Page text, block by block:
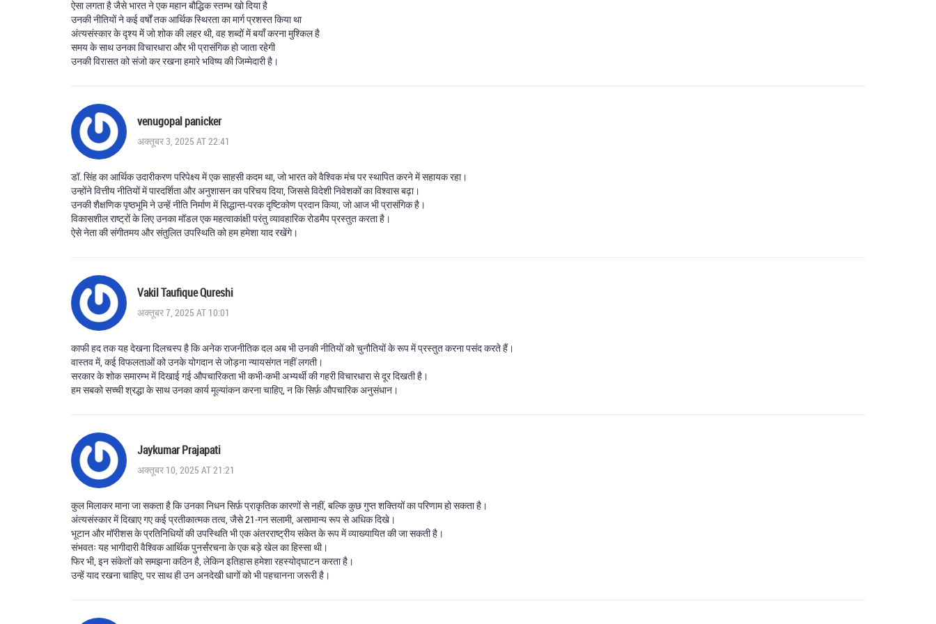
ऐसा लगता है जैसे भारत ने एक महान बौद्धिक स्तम्भ खो दिया है
उनकी नीतियों ने कई वर्षों तक आर्थिक स्थिरता का मार्ग प्रशस्त किया था
अंत्यसंस्कार के दृश्य में जो शोक की लहर थी, वह शब्दों में बयाँ करना मुश्किल है
समय के साथ उनका विचारधारा और भी प्रासंगिक हो जाता रहेगी
उनकी विरासत को संजो कर रखना हमारे भविष्य की जिम्मेदारी है।
venugopal panicker
अक्तूबर 3, 2025 AT 22:41
डॉ. सिंह का आर्थिक उदारीकरण परिपेक्ष्य में एक साहसी कदम था, जो भारत को वैश्विक मंच पर स्थापित करने में सहायक रहा।
उन्होंने वित्तीय नीतियों में पारदर्शिता और अनुशासन का परिचय दिया, जिससे विदेशी निवेशकों का विश्वास बढ़ा।
उनकी शैक्षणिक पृष्ठभूमि ने उन्हें नीति निर्माण में सिद्धान्त‑परक दृष्टिकोण प्रदान किया, जो आज भी प्रासंगिक है।
विकासशील राष्ट्रों के लिए उनका मॉडल एक महत्वाकांक्षी परंतु व्यावहारिक रोडमैप प्रस्तुत करता है।
ऐसे नेता की संगीतमय और संतुलित उपस्थिति को हम हमेशा याद रखेंगे।
Vakil Taufique Qureshi
अक्तूबर 7, 2025 AT 10:01
काफी हद तक यह देखना दिलचस्प है कि अनेक राजनीतिक दल अब भी उनकी नीतियों को चुनौतियों के रूप में प्रस्तुत करना पसंद करते हैं।
वास्तव में, कई विफलताओं को उनके योगदान से जोड़ना न्यायसंगत नहीं लगती।
सरकार के शोक समारम्भ में दिखाई गई औपचारिकता भी कभी‑कभी अभ्यर्थी की गहरी विचारधारा से दूर दिखती है।
हम सबको सच्ची श्रद्धा के साथ उनका कार्य मूल्यांकन करना चाहिए, न कि सिर्फ़ औपचारिक अनुसंधान।
Jaykumar Prajapati
अक्तूबर 10, 2025 AT 21:21
कुल मिलाकर माना जा सकता है कि उनका निधन सिर्फ़ प्राकृतिक कारणों से नहीं, बल्कि कुछ गुप्त शक्तियों का परिणाम हो सकता है।
अंत्यसंस्कार में दिखाए गए कई प्रतीकात्मक तत्व, जैसे 21‑गन सलामी, असामान्य रूप से अधिक दिखे।
भूटान और मॉरीशस के प्रतिनिधियों की उपस्थिति भी एक अंतरराष्ट्रीय संकेत के रूप में व्याख्यायित की जा सकती है।
संभवतः यह भागीदारी वैश्विक आर्थिक पुनर्संरचना के एक बड़े खेल का हिस्सा थी।
फिर भी, इन संकेतों को समझना कठिन है, लेकिन इतिहास हमेशा रहस्योद्घाटन करता है।
उन्हें याद रखना चाहिए, पर साथ ही उन अनदेखी धागों को भी पहचानना जरूरी है।